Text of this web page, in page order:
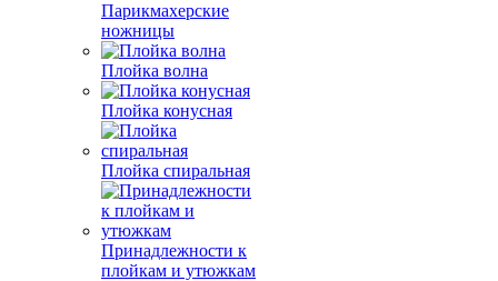
Парикмахерские
ножницы
Плойка волна
Плойка конусная
Плойка спиральная
Принадлежности к
плойкам и утюжкам